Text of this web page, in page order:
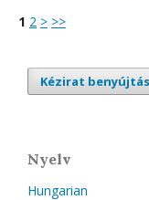
1 2 > >>
Kézirat
Nyelv
Hungarian